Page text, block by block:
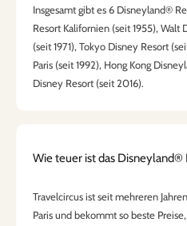
Insgesamt gibt es 6 Disneyland®
Resort Kalifornien (seit 1955), Walt
(seit 1971), Tokyo Disney Resort
Paris (seit 1992), Hong Kong
Disney Resort (seit 2016).
Wie teuer ist das Disneyland®
Travelcircus ist seit mehreren
Paris und bekommt so beste